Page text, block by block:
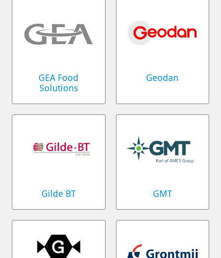
GEA Food
Solutions
Geodan
Gilde BT GMT